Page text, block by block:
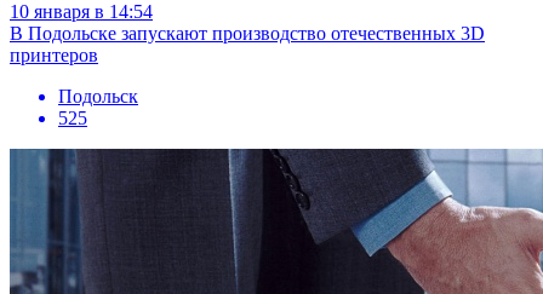
10 января в 14:54
В Подольске запускают производство отечественных 3D
принтеров
Подольск
525